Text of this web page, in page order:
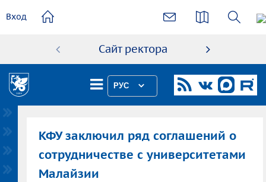
содержанию
Вход
Сайт ректора
РУС
КФУ заключил ряд соглашений о
сотрудничестве с университетами
Малайзии